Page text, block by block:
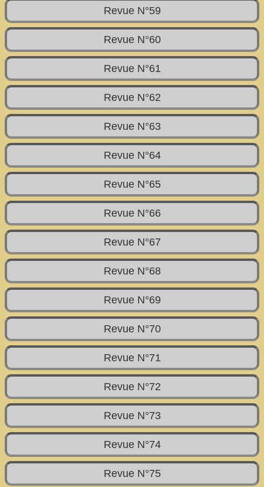
Revue N°59
Revue N°60
Revue N°61
Revue N°62
Revue N°63
Revue N°64
Revue N°65
Revue N°66
Revue N°67
Revue N°68
Revue N°69
Revue N°70
Revue N°71
Revue N°72
Revue N°73
Revue N°74
Revue N°75